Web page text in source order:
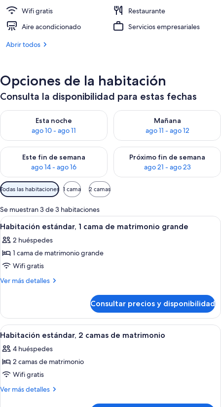
Porche
Wifi gratis
Restaurante
Aire acondicionado
Servicios empresariales
Abrir todos
Opciones de la habitación
Consulta la disponibilidad para estas fechas
Esta noche
ago 10 - ago 11
Consulta la disponibilidad para esta noche, ago 10 - ago 11
Mañana
ago 11 - ago 12
Consulta la disponibilidad
Este fin de semana
ago 14 - ago 16
Consulta la disponibilidad para este fin de semana, ago 14 -
Próximo fin de semana
ago 21 - ago 23
Consulta la disponibilidad
Filtros
disponibles
para
las
habitaciones
Todas las habitaciones 1 cama 2 camas
Se muestran 3 de 3 habitaciones
Abrir
todas
las
fotos
de
Habitación
cama
de
matrimonio
grande
Una cama bien hecha con sábanas
1
Habitación estándar, 1 cama de matrimonio grande
2 huéspedes
1 cama de matrimonio grande
Wifi gratis
Ver más detalles
Más
estándar,
cama
matrimonio
grande
Consultar precios y disponibilidad
Abrir
todas
las
fotos
de
Habitación
Habitación de hotel con dos camas,
2
Habitación estándar, 2 camas de matrimonio
4 huéspedes
2 camas de matrimonio
Wifi gratis
Ver más detalles
Más